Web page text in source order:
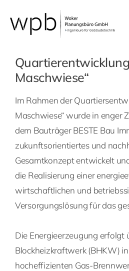
Inhalt
springen
Unternehmen
Kontakt
Maschwiese“
Im Rahmen der
Maschwiese“ wurde in enger
dem Bauträger BESTE Bau
zukunftsorientiertes und
Gesamtkonzept entwickelt
die Realisierung einer
wirtschaftlichen und
Versorgungslösung für das
Die Energieerzeugung erfolgt
Blockheizkraftwerk (BHKW)
hocheffizienten Gas-